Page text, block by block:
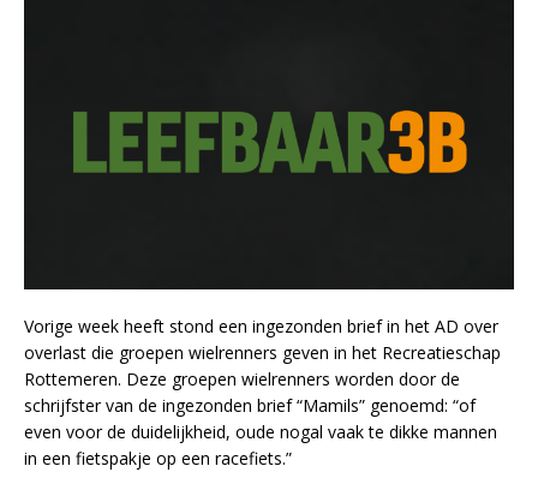
Vorige week heeft stond een ingezonden brief in het AD over
overlast die groepen wielrenners geven in het Recreatieschap
Rottemeren. Deze groepen wielrenners worden door de
schrijfster van de ingezonden brief “Mamils” genoemd: “of
even voor de duidelijkheid, oude nogal vaak te dikke mannen
in een fietspakje op een racefiets.”